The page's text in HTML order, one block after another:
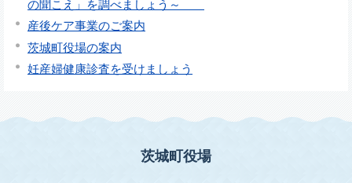
の聞こえ」を調べましょう～
産後ケア事業のご案内
茨城町役場の案内
妊産婦健康診査を受けましょう
茨城町役場